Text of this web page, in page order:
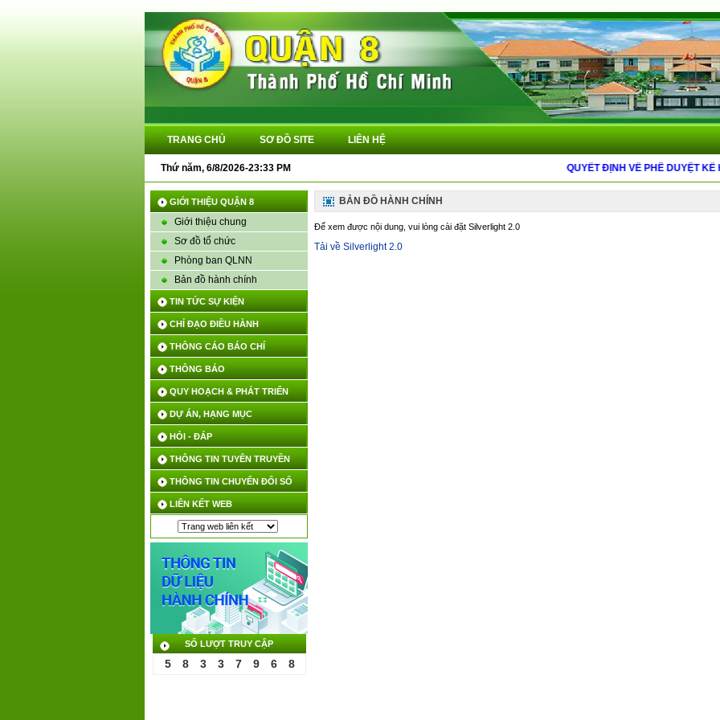
TRANG CHỦ SƠ ĐỒ SITE LIÊN HỆ
Thứ năm, 6/8/2026-23:33 PM QUYẾT ĐỊNH VỀ PHÊ DUYỆT KẾ
GIỚI THIỆU QUẬN 8
Giới thiệu chung
Sơ đồ tổ chức
Phòng ban QLNN
Bản đồ hành chính
TIN TỨC SỰ KIỆN
CHỈ ĐẠO ĐIỀU HÀNH
THÔNG CÁO BÁO CHÍ
THÔNG BÁO
QUY HOẠCH & PHÁT TRIỂN
DỰ ÁN, HẠNG MỤC
HỎI - ĐÁP
THÔNG TIN TUYÊN TRUYỀN
THÔNG TIN CHUYỂN ĐỔI SỐ
LIÊN KẾT WEB
SỐ LƯỢT TRUY CẬP
5 8 3 3 7 9 6 8
BẢN ĐỒ HÀNH CHÍNH
Để xem được nội dung, vui lòng cài đặt Silverlight 2.0
Tải về Silverlight 2.0